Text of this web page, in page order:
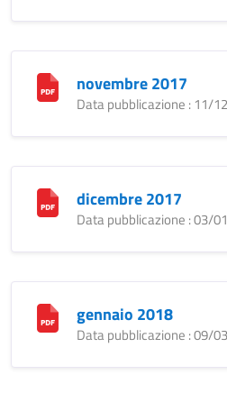
novembre 2017
Data pubblicazione : 11/
dicembre 2017
Data pubblicazione : 03/
gennaio 2018
Data pubblicazione : 09/